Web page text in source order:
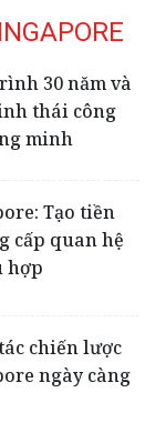
30 năm và
thái công
minh
Tạo tiền
cấp quan hệ
hợp
chiến lược
ngày càng